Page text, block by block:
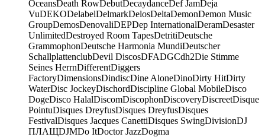
OceansDeath RowDebutDecaydanceDef JamDeja
VuDEKODelabelDelmarkDelosDeltaDemonDemon Music
GroupDemosDenovaliDEPDep InternationalDeramDesaster
UnlimitedDestroyed Room TapesDetritiDeutsche
GrammophonDeutsche Harmonia MundiDeutscher
SchallplattenclubDevil DiscosDFADGCdh2Die Stimme
Seines HerrnDifferentDiggers
FactoryDimensionsDindiscDine AloneDinoDirty HitDirty
WaterDisc JockeyDischordDiscipline Global MobileDisco
DogeDisco HalalDiscomDiscophonDiscoveryDiscreetDisque
PointuDisques DreyfusDisques DreyfusDisques
FestivalDisques Jacques CanettiDisques SwingDivisionDJ
ПЛАЩDJMDo ItDoctor JazzDogma